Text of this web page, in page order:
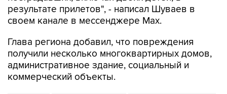
Глава региона добавил, что повреждения
административное здание, социальный и
коммерческий объекты.
Белгород Александр Шуваев